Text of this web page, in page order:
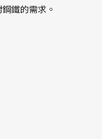
鐵的需求。